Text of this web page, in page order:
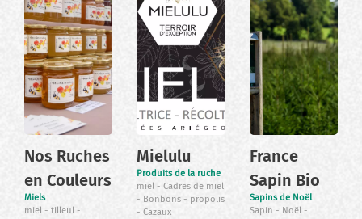
Nos Ruches
en Couleurs
Miels
miel
tilleul
Mielulu
Produits de la ruche
miel
Cadres de miel
Bonbons
propolis
Cazaux
France
Sapin Bio
Sapins de Noël
Sapin
Noël